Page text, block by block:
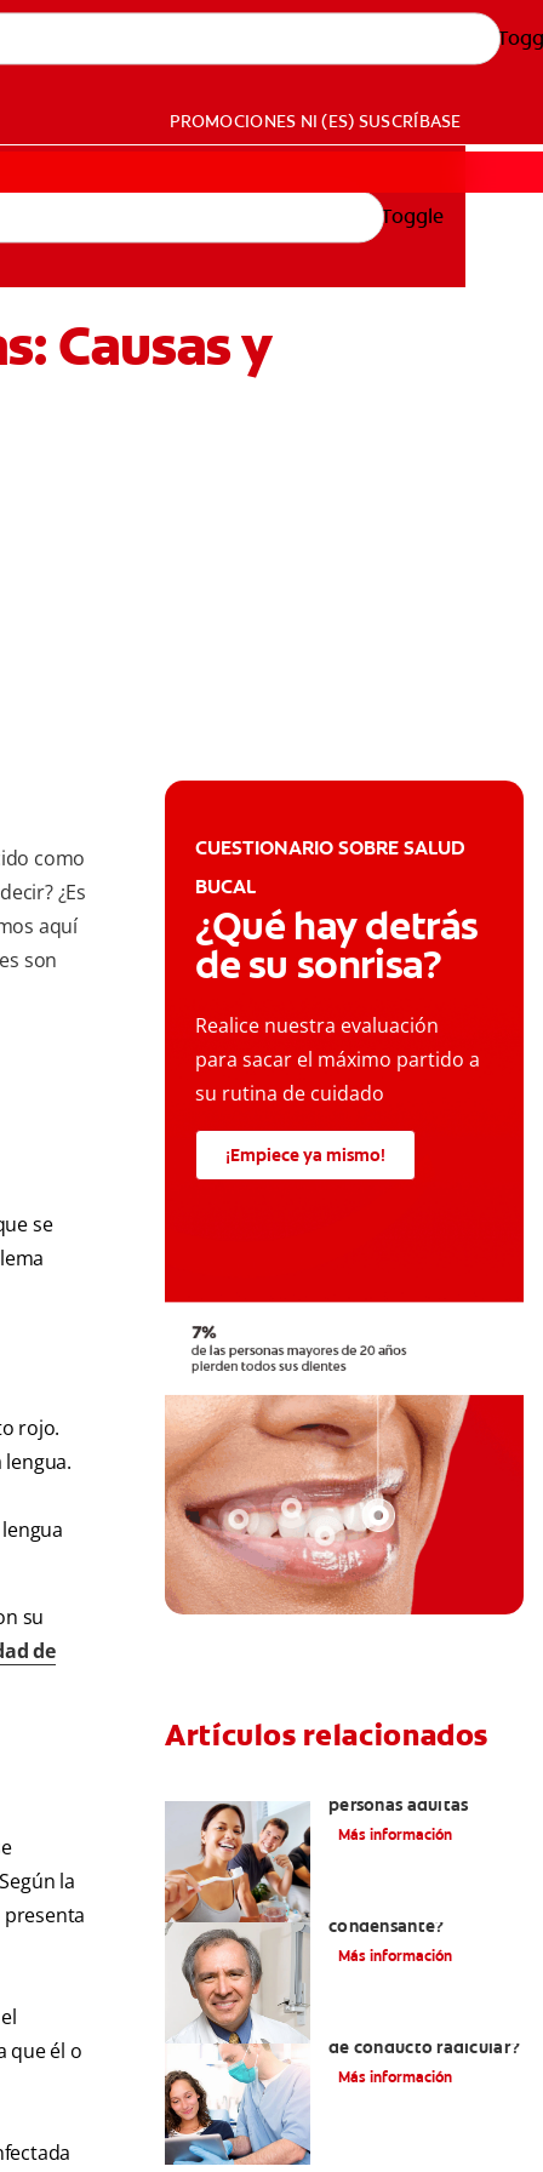
PROMOCIONES NI (ES) SUSCRÍBASE
Toggle
Causas y
como
¿Es
aquí
son
se
rojo.
su
de
la
presenta
que él o
CUESTIONARIO SOBRE SALUD
BUCAL
¿Qué hay detrás
de su sonrisa?
Realice nuestra evaluación
para sacar el máximo partido a
su rutina de cuidado
¡Empiece ya mismo!
Artículos relacionados
personas adultas
Más información
condensante?
Más información
de conducto radicular?
Más información